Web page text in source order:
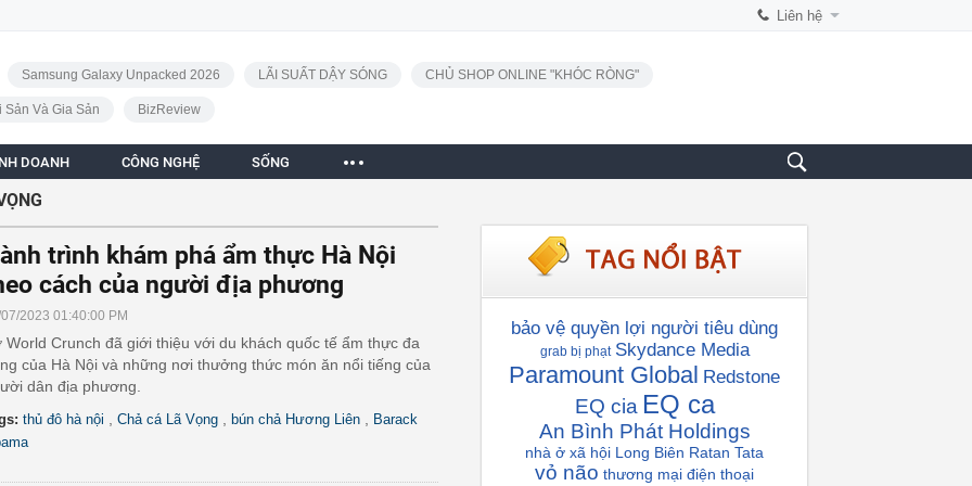
Liên hệ
Samsung Galaxy Unpacked 2026 LÃI SUẤT DẬY SÓNG CHỦ SHOP ONLINE "KHÓC RÒNG"
Sản Và Gia Sản BizReview
DOANH CÔNG NGHỆ SỐNG
trình khám phá ẩm thực Hà Nội
cách của người địa phương
2023 01:40:00 PM
World Crunch đã giới thiệu với du khách quốc tế ẩm thực đa
của Hà Nội và những nơi thưởng thức món ăn nổi tiếng của
dân địa phương.
thủ đô hà nội Chả cá Lã Vọng bún chả Hương Liên
Barack
bảo vệ quyền lợi người tiêu dùng
grab bị phạt Skydance Media
Paramount Global Redstone
EQ cia EQ ca
An Bình Phát Holdings
nhà ở xã hội Long Biên Ratan Tata
vỏ não thương mại điện thoại